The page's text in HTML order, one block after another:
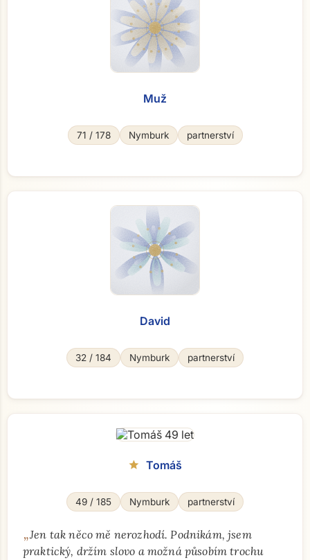
Muž
71 / 178 Nymburk partnerství
David
32 / 184 Nymburk partnerství
star Tomáš
49 / 185 Nymburk partnerství
„Jen tak něco mě nerozhodí. Podnikám, jsem
praktický, držím slovo a možná působím trochu